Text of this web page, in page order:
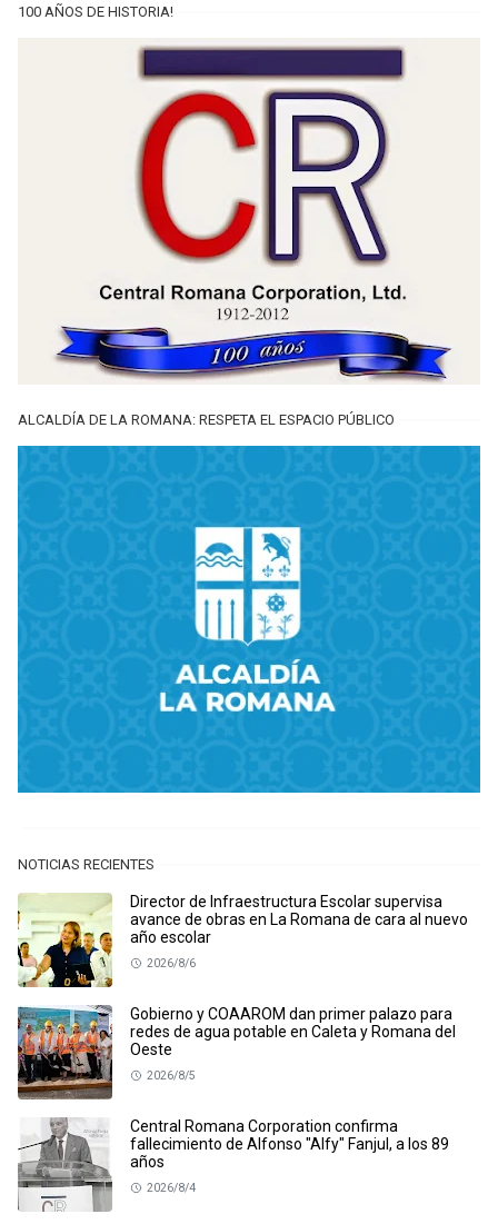
100 AÑOS DE HISTORIA!
ALCALDÍA DE LA ROMANA: RESPETA EL ESPACIO PÚBLICO
NOTICIAS RECIENTES
Director de Infraestructura Escolar supervisa
avance de obras en La Romana de cara al nuevo
año escolar
2026/8/6
Gobierno y COAAROM dan primer palazo para
redes de agua potable en Caleta y Romana del
Oeste
2026/8/5
Central Romana Corporation confirma
fallecimiento de Alfonso "Alfy" Fanjul, a los 89
años
2026/8/4